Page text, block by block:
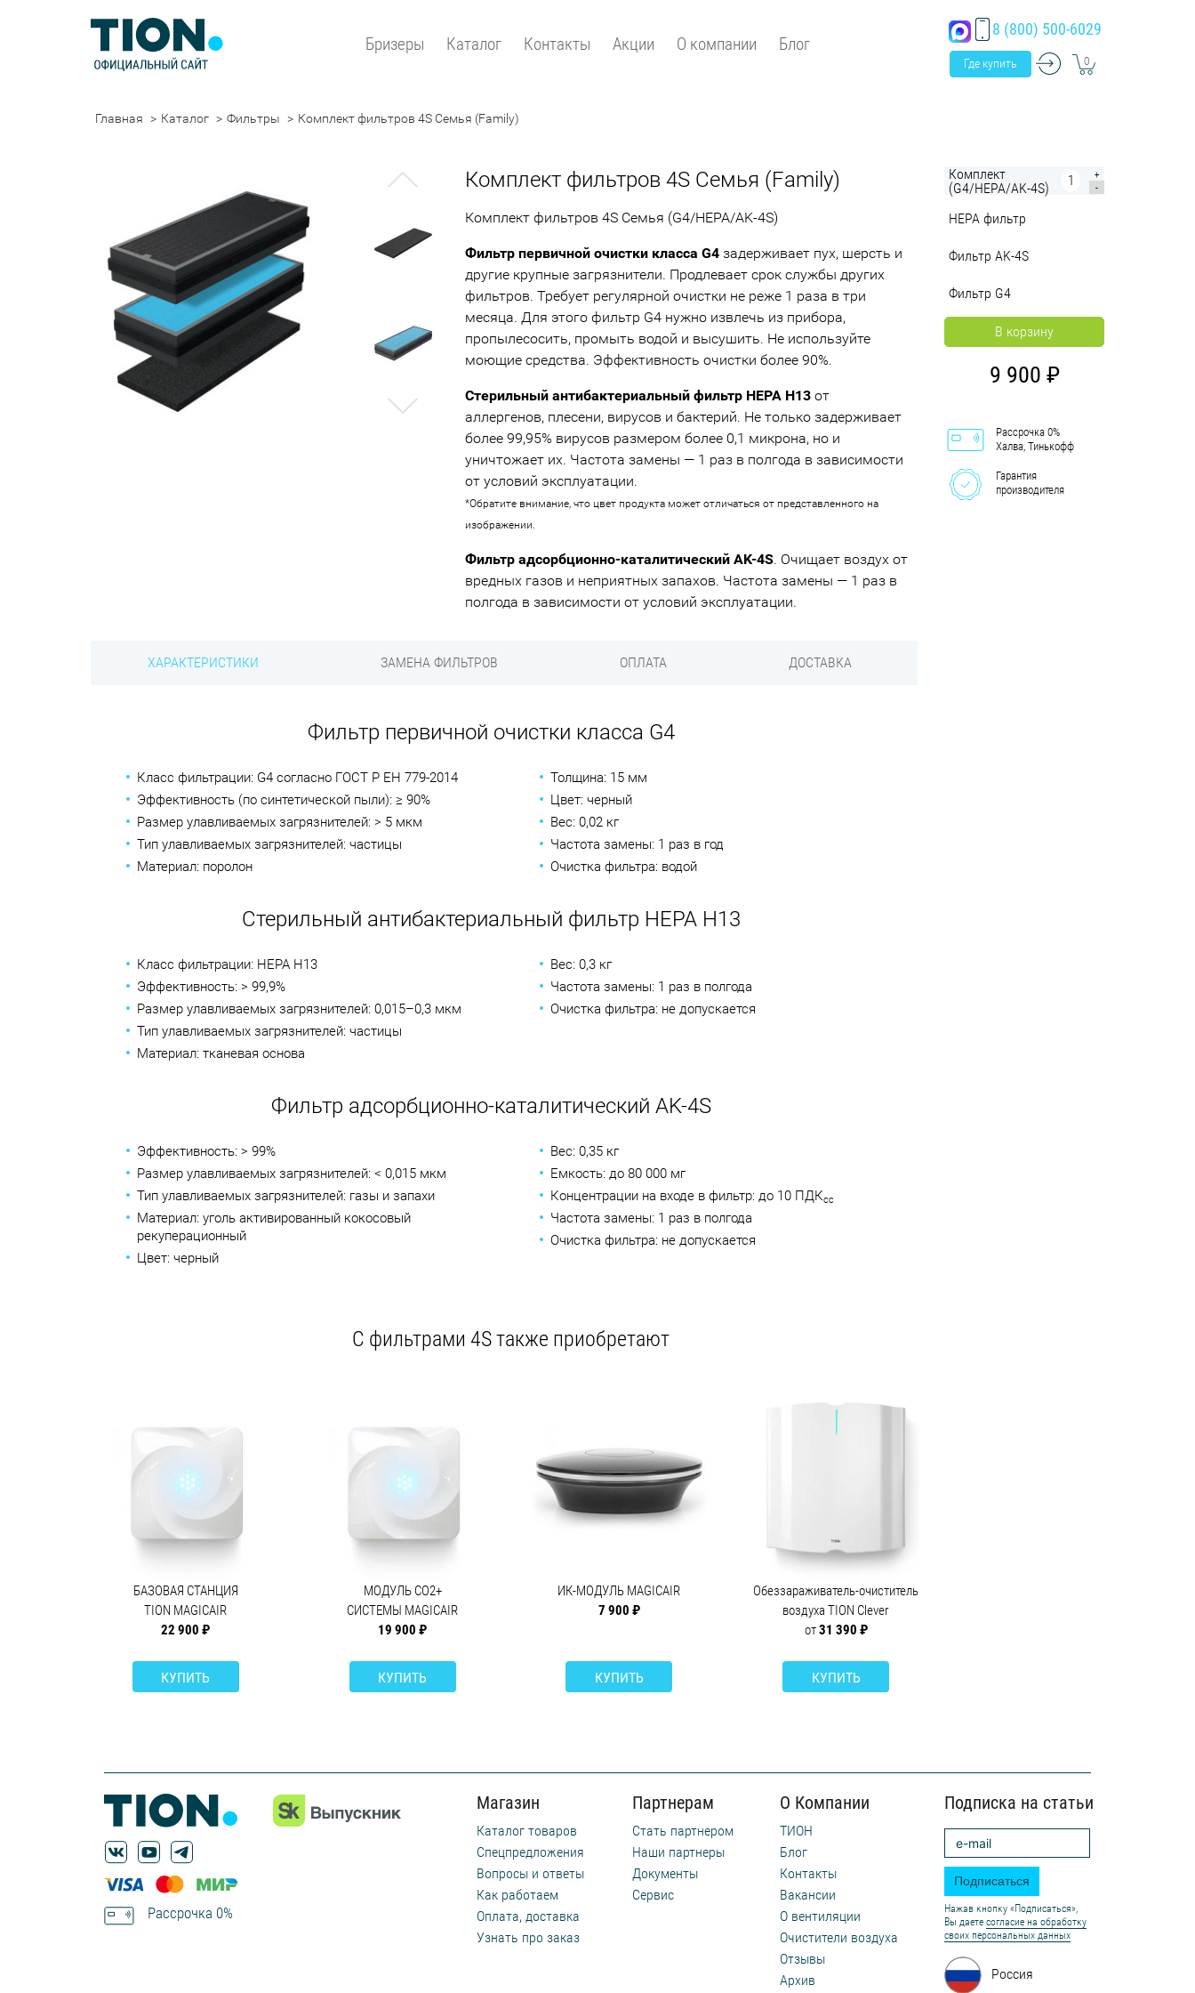
Бризеры Каталог Контакты Акции О компании Блог
8 (800) 500-6029
Где купить 0
Главная Каталог Фильтры Комплект фильтров 4S Семья (Family)
Previous
Next Комплект фильтров 4S Семья (Family)
Комплект фильтров 4S Семья (G4/HEPA/AK-4S)
Фильтр первичной очистки класса G4 задерживает пух, шерсть и
другие крупные загрязнители. Продлевает срок службы других
фильтров. Требует регулярной очистки не реже 1 раза в три
месяца. Для этого фильтр G4 нужно извлечь из прибора,
пропылесосить, промыть водой и высушить. Не используйте
моющие средства. Эффективность очистки более 90%.
Стерильный антибактериальный фильтр HEPA H13 от
аллергенов, плесени, вирусов и бактерий. Не только задерживает
более 99,95% вирусов размером более 0,1 микрона, но и
уничтожает их. Частота замены — 1 раз в полгода в зависимости
от условий эксплуатации.
*Обратите внимание, что цвет продукта может отличаться от представленного на
изображении.
Фильтр адсорбционно-каталитический AK-4S. Очищает воздух от
вредных газов и неприятных запахов. Частота замены — 1 раз в
полгода в зависимости от условий эксплуатации.
ХАРАКТЕРИСТИКИ ЗАМЕНА ФИЛЬТРОВ ОПЛАТА ДОСТАВКА
Фильтр первичной очистки класса G4
Класс фильтрации: G4 согласно ГОСТ Р ЕН 779-2014
Эффективность (по синтетической пыли): ≥ 90%
Размер улавливаемых загрязнителей: > 5 мкм
Тип улавливаемых загрязнителей: частицы
Материал: поролон
Толщина: 15 мм
Цвет: черный
Вес: 0,02 кг
Частота замены: 1 раз в год
Очистка фильтра: водой
Стерильный антибактериальный фильтр HEPA H13
Класс фильтрации: HEPA H13
Эффективность: > 99,9%
Размер улавливаемых загрязнителей: 0,015–0,3 мкм
Тип улавливаемых загрязнителей: частицы
Материал: тканевая основа
Вес: 0,3 кг
Частота замены: 1 раз в полгода
Очистка фильтра: не допускается
Фильтр адсорбционно-каталитический AK-4S
Эффективность: > 99%
Размер улавливаемых загрязнителей: < 0,015 мкм
Тип улавливаемых загрязнителей: газы и запахи
Материал: уголь активированный кокосовый
рекуперационный
Цвет: черный
Вес: 0,35 кг
Емкость: до 80 000 мг
Концентрации на входе в фильтр: до 10 ПДКсc
Частота замены: 1 раз в полгода
Очистка фильтра: не допускается
C фильтрами 4S также приобретают
БАЗОВАЯ СТАНЦИЯ
TION MAGICAIR
22 900 ₽
КУПИТЬ
МОДУЛЬ CO2+
СИСТЕМЫ MAGICAIR
19 900 ₽
КУПИТЬ
ИК-МОДУЛЬ MAGICAIR
7 900 ₽
КУПИТЬ
Обеззараживатель-очиститель
воздуха TION Clever
от31 390 ₽
КУПИТЬ
Комплект
(G4/HEPA/AK-4S)
+
-
HEPA фильтр
Фильтр AK-4S
Фильтр G4
В корзину
9 900
Рассрочка 0%
Халва, Тинькофф
Гарантия
производителя
Рассрочка 0%
Магазин
Каталог товаров
Спецпредложения
Вопросы и ответы
Как работаем
Оплата, доставка
Узнать про заказ
Партнерам
Стать партнером
Наши партнеры
Документы
Сервис
О Компании
ТИОН
Блог
Контакты
Вакансии
О вентиляции
Очистители воздуха
Отзывы
Архив
Подписка на статьи
Подписаться
Нажав кнопку «Подписаться»,
Вы даете согласие на обработку
своих персональных данных
Россия